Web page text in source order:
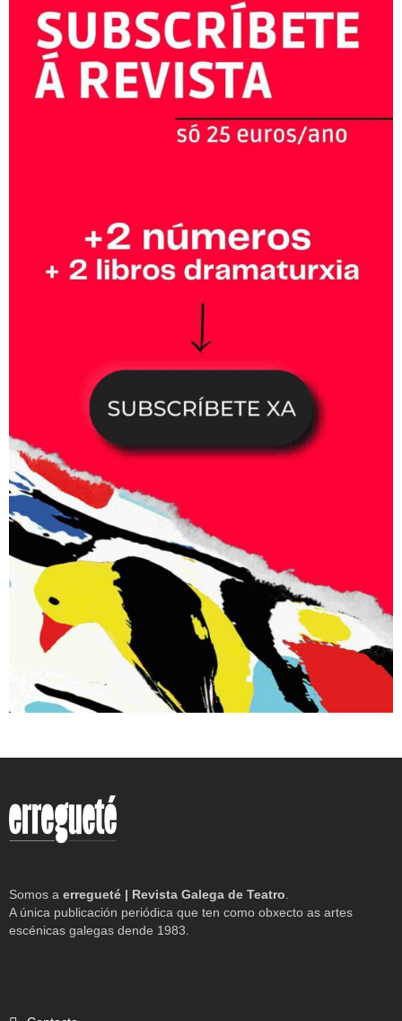
Somos a erregueté | Revista Galega de Teatro.
A única publicación periódica que ten como obxecto as artes
escénicas galegas dende 1983.